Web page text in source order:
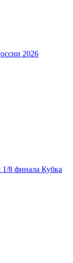
2026
1/8 финала Кубка